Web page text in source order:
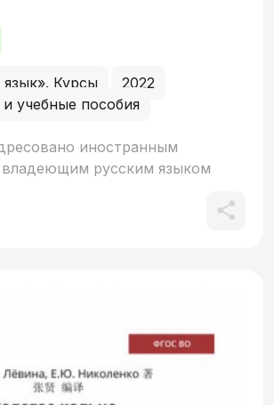
язык». Курсы
2022
учебные пособия
иностранным
русским языком
мировой культуры как её
часть. Текстовый и
материал пособия